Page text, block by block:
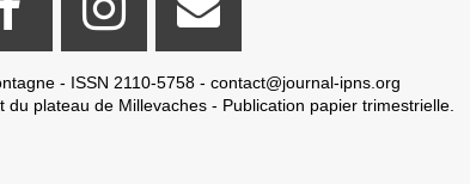
- ISSN 2110-5758 - contact@journal-ipns.org
plateau de Millevaches - Publication papier trimestrielle.